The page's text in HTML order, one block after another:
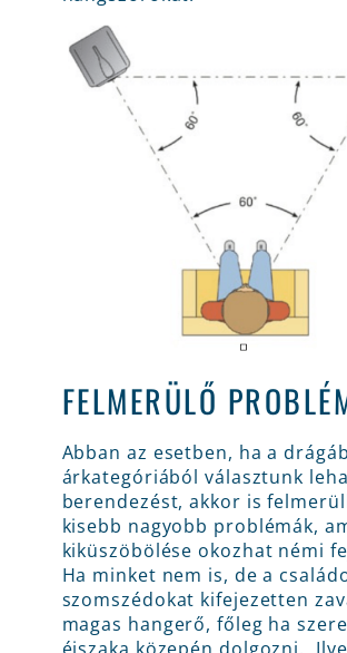
FELMERÜLŐ
Abban az esetben, ha a
árkategóriából választunk
berendezést, akkor is
kisebb nagyobb problémák,
kiküszöbölése okozhat némi
Ha minket nem is, de a
szomszédokat kifejezetten
magas hangerő, főleg ha